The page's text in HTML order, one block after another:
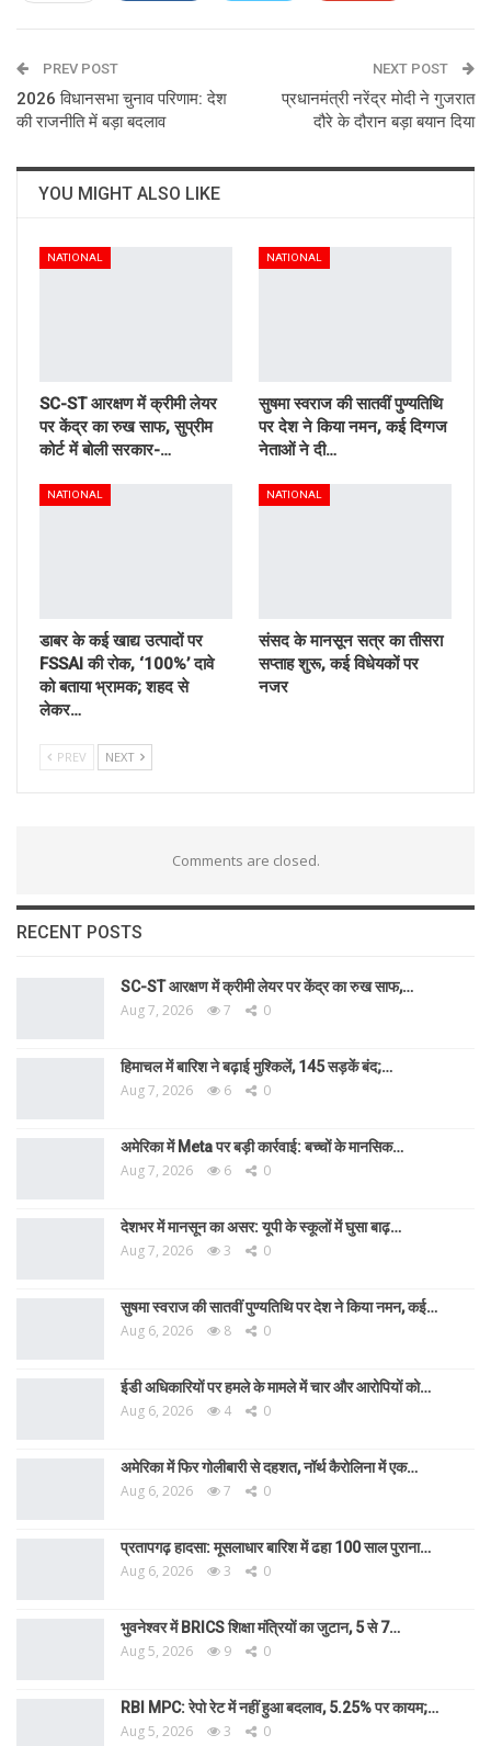
Email
PREV POST
2026 विधानसभा चुनाव परिणाम: देश
की राजनीति में बड़ा बदलाव
NEXT POST
प्रधानमंत्री नरेंद्र मोदी ने गुजरात
दौरे के दौरान बड़ा बयान दिया
YOU MIGHT ALSO LIKE
NATIONAL
SC-ST आरक्षण में क्रीमी लेयर
पर केंद्र का रुख साफ, सुप्रीम
कोर्ट में बोली सरकार-…
NATIONAL
सुषमा स्वराज की सातवीं पुण्यतिथि
पर देश ने किया नमन, कई दिग्गज
नेताओं ने दी…
NATIONAL
डाबर के कई खाद्य उत्पादों पर
FSSAI की रोक, ‘100%’ दावे
को बताया भ्रामक; शहद से
लेकर…
NATIONAL
संसद के मानसून सत्र का तीसरा
सप्ताह शुरू, कई विधेयकों पर
नजर
PREV NEXT
Comments are closed.
RECENT POSTS
SC-ST आरक्षण में क्रीमी लेयर पर केंद्र का रुख साफ,…
Aug 7, 2026 7 0
हिमाचल में बारिश ने बढ़ाई मुश्किलें, 145 सड़कें बंद;…
Aug 7, 2026 6 0
अमेरिका में Meta पर बड़ी कार्रवाई: बच्चों के मानसिक…
Aug 7, 2026 6 0
देशभर में मानसून का असर: यूपी के स्कूलों में घुसा बाढ़…
Aug 7, 2026 3 0
सुषमा स्वराज की सातवीं पुण्यतिथि पर देश ने किया नमन, कई…
Aug 6, 2026 8 0
ईडी अधिकारियों पर हमले के मामले में चार और आरोपियों को…
Aug 6, 2026 4 0
अमेरिका में फिर गोलीबारी से दहशत, नॉर्थ कैरोलिना में एक…
Aug 6, 2026 7 0
प्रतापगढ़ हादसा: मूसलाधार बारिश में ढहा 100 साल पुराना…
Aug 6, 2026 3 0
भुवनेश्वर में BRICS शिक्षा मंत्रियों का जुटान, 5 से 7…
Aug 5, 2026 9 0
RBI MPC: रेपो रेट में नहीं हुआ बदलाव, 5.25% पर कायम;…
Aug 5, 2026 3 0